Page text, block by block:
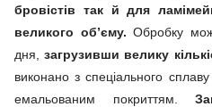
бровістів так й для
великого об’єму.Обробку
дня,загрузивши велику
виконано з спеціального
емальованим покриттям.